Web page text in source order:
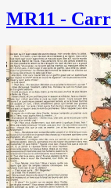
MR11 -